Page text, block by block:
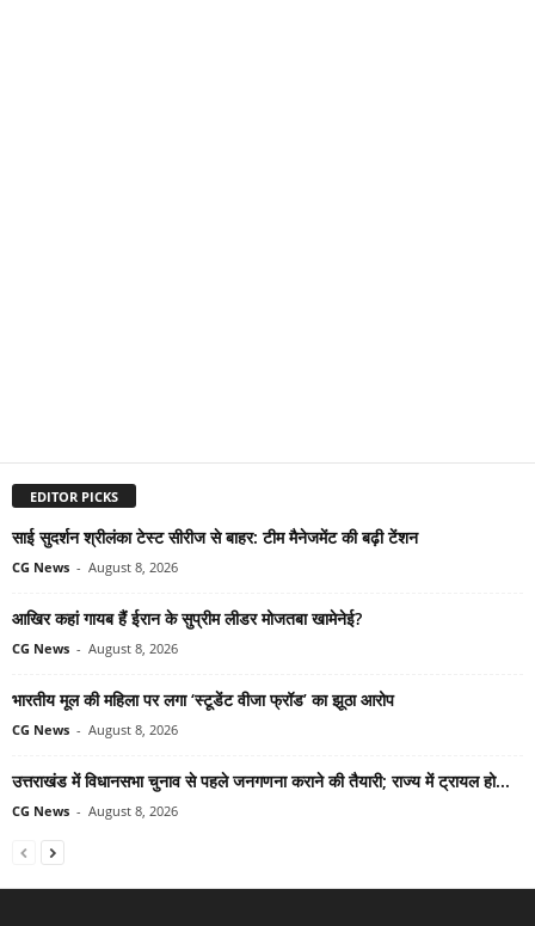
EDITOR PICKS
साई सुदर्शन श्रीलंका टेस्ट सीरीज से बाहर: टीम मैनेजमेंट की बढ़ी टेंशन
CG News - August 8, 2026
आखिर कहां गायब हैं ईरान के सुप्रीम लीडर मोजतबा खामेनेई?
CG News - August 8, 2026
भारतीय मूल की महिला पर लगा ‘स्टूडेंट वीजा फ्रॉड’ का झूठा आरोप
CG News - August 8, 2026
उत्तराखंड में विधानसभा चुनाव से पहले जनगणना कराने की तैयारी; राज्य में ट्रायल हो...
CG News - August 8, 2026